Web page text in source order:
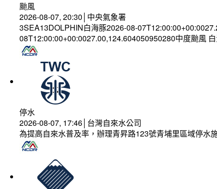
颱風
2026-08-07, 20:30│中央氣象署
3SEA13DOLPHIN白海豚2026-08-
08T12:00:00+00:0027.00,124.604050950280中度颱風
停水
2026-08-07, 17:46│台灣自來水公司
為提高自來水普及率，辦理青昇路123號青埔里區域停水